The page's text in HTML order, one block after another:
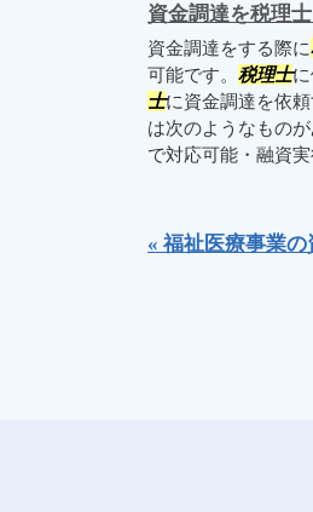
資金調達を税理
資金調達をする際に
可能です。 税理士
士に資金調達を依
は次のようなもの
で対応可能・融資
« 福祉医療事業